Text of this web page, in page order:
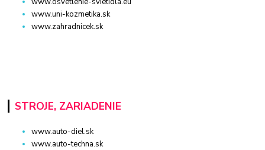
www.uni-kozmetika.sk
www.zahradnicek.sk
STROJE, ZARIADENIE
www.auto-diel.sk
www.auto-techna.sk